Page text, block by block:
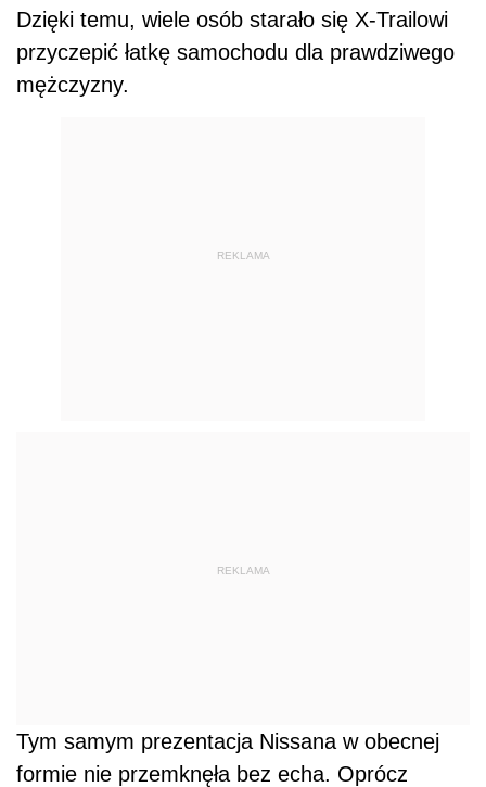
Dzięki temu, wiele osób starało się X-Trailowi
przyczepić łatkę samochodu dla prawdziwego
mężczyzny.
REKLAMA
REKLAMA
Tym samym prezentacja Nissana w obecnej
formie nie przemknęła bez echa. Oprócz